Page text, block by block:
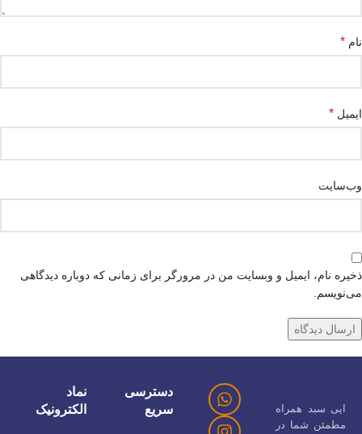
نام *
ایمیل *
وب‌سایت
ذخیره نام، ایمیل و وبسایت من در مرورگر برای زمانی که دوباره دیدگاهی
می‌نویسم.
ایی سبد همراه
مطمئن شما در
دسترسی
سریع
نماد
الکترونیک